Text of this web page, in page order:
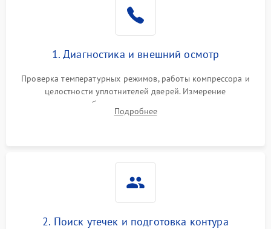
1. Диагностика и внешний осмотр
Проверка температурных режимов, работы компрессора и
целостности уплотнителей дверей. Измерение
сопротивления обмоток мотора, проверка термостата и
считывание кодов ошибок с электронного дисплея.
Подробнее
2. Поиск утечек и подготовка контура